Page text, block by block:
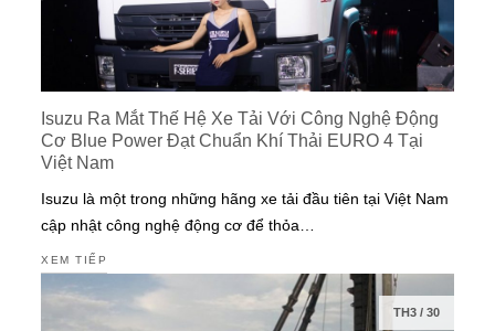
Isuzu Ra Mắt Thế Hệ Xe Tải Với Công Nghệ Động
Cơ Blue Power Đạt Chuẩn Khí Thải EURO 4 Tại
Việt Nam
Isuzu là một trong những hãng xe tải đầu tiên tại Việt Nam
cập nhật công nghệ động cơ để thỏa…
XEM TIẾP
TH3/ 30